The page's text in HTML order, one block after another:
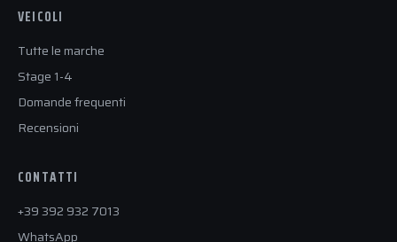
VEICOLI
Tutte le marche
Stage 1-4
Domande frequenti
Recensioni
CONTATTI
+39 392 932 7013
WhatsApp